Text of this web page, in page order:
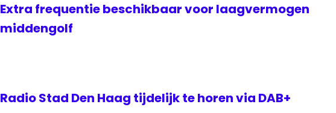
Extra frequentie beschikbaar voor laagvermogen
middengolf
Radio Stad Den Haag tijdelijk te horen via DAB+